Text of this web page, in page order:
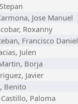
Jose Manuel
Roxanny
Francisco Daniel
Julen
Borja
Javier
Benito
Paloma